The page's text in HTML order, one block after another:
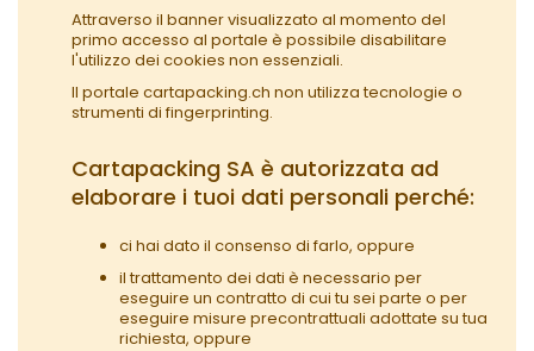
Attraverso il banner visualizzato al momento del
primo accesso al portale è possibile disabilitare
l'utilizzo dei cookies non essenziali.
Il portale cartapacking.ch non utilizza tecnologie o
strumenti di fingerprinting.
Cartapacking SA è autorizzata ad
elaborare i tuoi dati personali perché:
ci hai dato il consenso di farlo, oppure
il trattamento dei dati è necessario per
eseguire un contratto di cui tu sei parte o per
eseguire misure precontrattuali adottate su tua
richiesta, oppure